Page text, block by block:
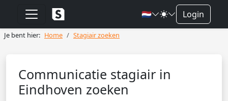
🇳🇱 Login
Je bent hier: Home Stagiair zoeken
Communicatie stagiair in
Eindhoven zoeken